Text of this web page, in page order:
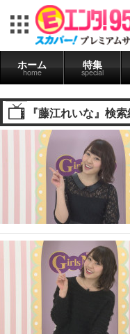
ホーム
home
特集
special
『藤江れいな』検